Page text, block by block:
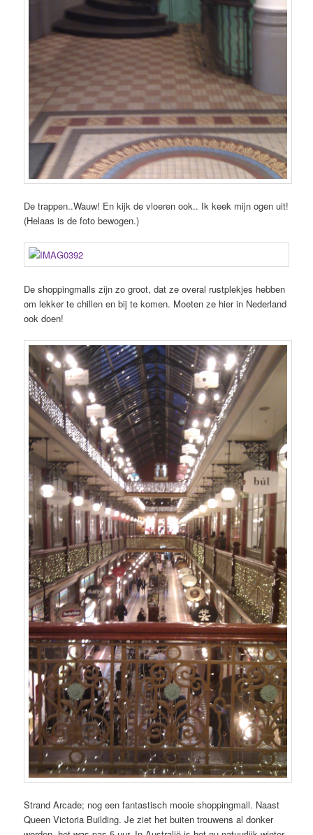
De trappen..Wauw! En kijk de vloeren ook.. Ik keek mijn ogen uit!
(Helaas is de foto bewogen.)
De shoppingmalls zijn zo groot, dat ze overal rustplekjes hebben
om lekker te chillen en bij te komen. Moeten ze hier in Nederland
ook doen!
Strand Arcade; nog een fantastisch mooie shoppingmall. Naast
Queen Victoria Building. Je ziet het buiten trouwens al donker